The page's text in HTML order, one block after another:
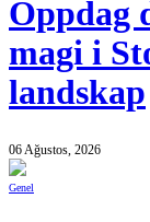
Oppdag
magi i
landskap
06 Ağustos, 2026
Genel